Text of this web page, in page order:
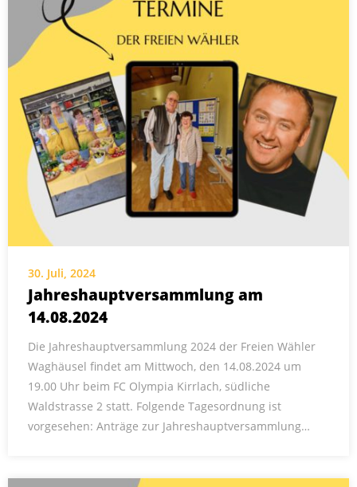
30. Juli, 2024
Jahreshauptversammlung am
14.08.2024
Die Jahreshauptversammlung 2024 der Freien Wähler
Waghäusel findet am Mittwoch, den 14.08.2024 um
19.00 Uhr beim FC Olympia Kirrlach, südliche
Waldstrasse 2 statt. Folgende Tagesordnung ist
vorgesehen: Anträge zur Jahreshauptversammlung…